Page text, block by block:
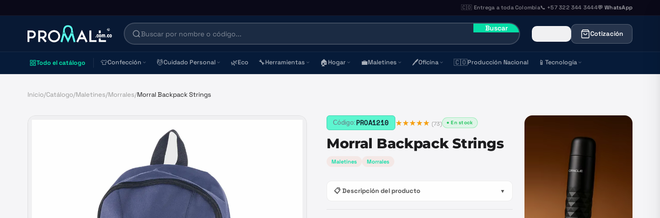
🇨🇴 Entrega a toda Colombia📞 +57 322 344 3444💬 WhatsApp
Buscar
Cotización
Todo el catálogo 👕Confección 💆Cuidado Personal 🌿Eco 🔧Herramientas 🏠Hogar 💼Maletines 🖊️Oficina 🇨🇴Producción Nacional 📱 Tecnología
Inicio/Catálogo/Maletines/Morrales/Morral Backpack Strings
Código: PROA1210 ★★★★★ (73) ● En stock
Morral Backpack Strings
Maletines Morrales
📋 Descripción del producto ▼